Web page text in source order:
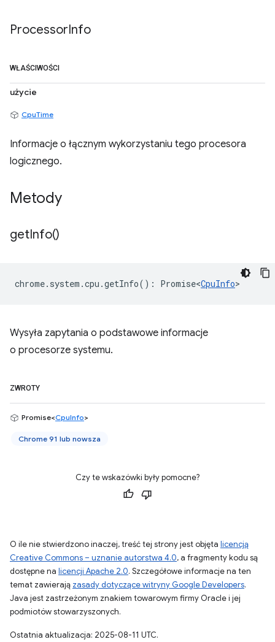
ProcessorInfo
WŁAŚCIWOŚCI
użycie
CpuTime
Informacje o łącznym wykorzystaniu tego procesora
logicznego.
Metody
getInfo()
chrome. system .cpu .getInfo() : Promise<CpuInfo>
Wysyła zapytania o podstawowe informacje
o procesorze systemu.
ZWROTY
Promise<CpuInfo>
Chrome 91 lub nowsza
Czy te wskazówki były pomocne?
O ile nie stwierdzono inaczej, treść tej strony jest objęta licencją
Creative Commons – uznanie autorstwa 4.0, a fragmenty kodu są
dostępne na licencji Apache 2.0. Szczegółowe informacje na ten
temat zawierają zasady dotyczące witryny Google Developers.
Java jest zastrzeżonym znakiem towarowym firmy Oracle i jej
podmiotów stowarzyszonych.
Ostatnia aktualizacja: 2025-08-11 UTC.